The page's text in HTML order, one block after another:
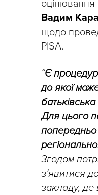
оцінювання
Вадим
щодо
PISA.
“Є
до якої
Для цього
попередньо
Згодом
з’явитися
закладу, де